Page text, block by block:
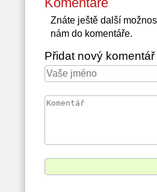
Znáte ještě další
nám do komentáře.
Přidat nový komentář